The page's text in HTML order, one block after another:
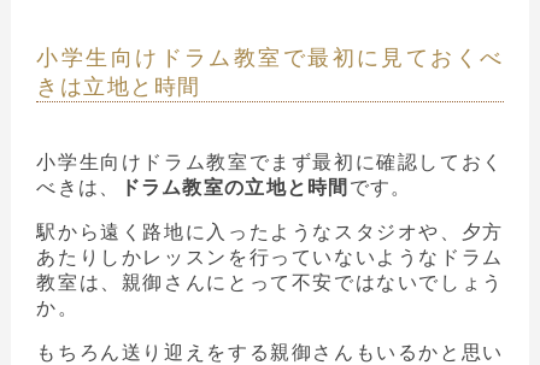
小学生向けドラム教室で最初に見ておくべ
きは立地と時間
小学生向けドラム教室でまず最初に確認しておく
べきは、
ドラム教室の立地と時間 です。
駅から遠く路地に入ったようなスタジオや、夕方
あたりしかレッスンを行っていないようなドラム
教室は、親御さんにとって不安ではないでしょう
か。
もちろん送り迎えをする親御さんもいるかと思い